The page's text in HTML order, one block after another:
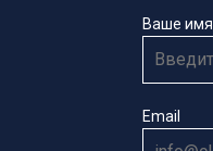
Ваше имя
Email